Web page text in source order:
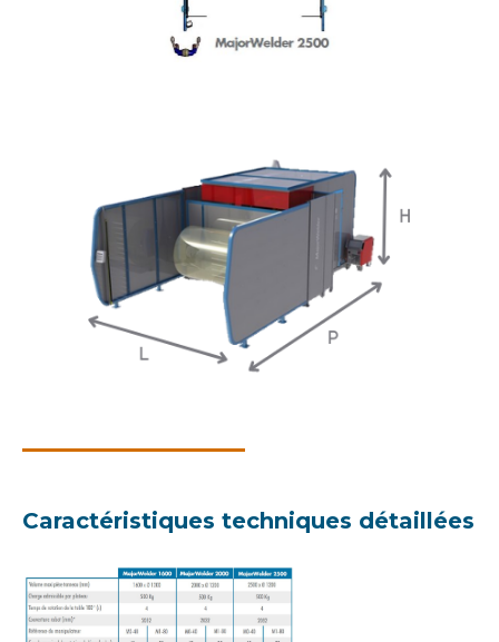
Caractéristiques techniques détaillées